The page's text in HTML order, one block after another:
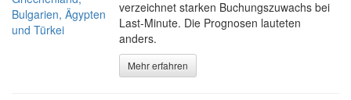
verzeichnet starken Buchungszuwachs bei
Last-Minute. Die Prognosen lauteten
anders.
Mehr erfahren